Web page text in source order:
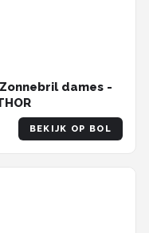
dames -
BEKIJK OP BOL